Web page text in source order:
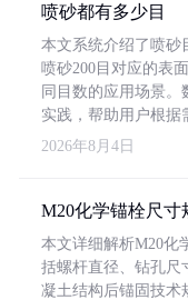
喷砂都有多少目
本文系统介绍了喷砂
喷砂200目对应的表
同目数的应用场景。
实践，帮助用户根据
2026年8月4日
M20化学锚栓尺
本文详细解析M20化
括螺杆直径、钻孔尺
凝土结构后锚固技术